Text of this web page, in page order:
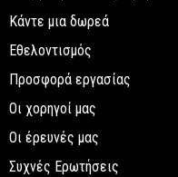
Κάντε μια δωρεά
Εθελοντισμός
Προσφορά εργασίας
Οι χορηγοί μας
Οι έρευνές μας
Συχνές Ερωτήσεις